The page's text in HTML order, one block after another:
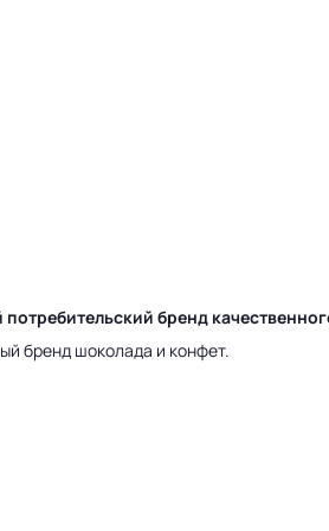
бренд
бренд шоколада и конфет.